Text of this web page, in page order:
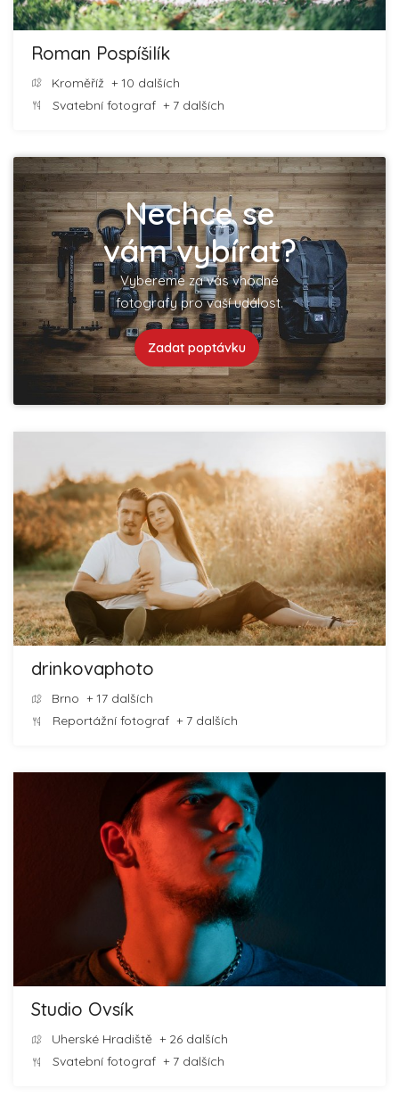
Roman Pospíšilík
Kroměříž + 10 dalších
Svatební fotograf + 7 dalších
Nechce se
vám vybírat?
Vybereme za vás vhodné
fotografy pro vaší událost.
Zadat poptávku
drinkovaphoto
Brno + 17 dalších
Reportážní fotograf + 7 dalších
Studio Ovsík
Uherské Hradiště + 26 dalších
Svatební fotograf + 7 dalších